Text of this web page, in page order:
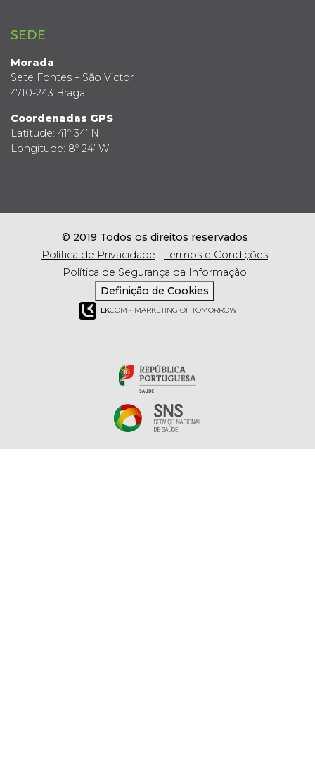
SEDE
Morada
Sete Fontes – São Victor
4710-243 Braga
Coordenadas GPS
Latitude: 41º 34’ N
Longitude: 8º 24’ W
© 2019 Todos os direitos reservados
Política de Privacidade
Termos e Condições
Política de Segurança da Informação
Definição de Cookies
LKCOM - MARKETING OF TOMORROW